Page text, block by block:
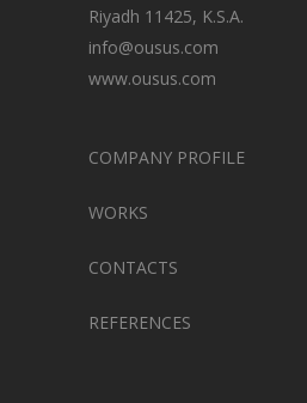
Riyadh 11425, K.S.A.
info@ousus.com
www.ousus.com
COMPANY PROFILE
WORKS
CONTACTS
REFERENCES